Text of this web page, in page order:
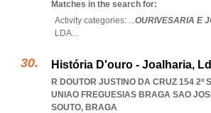
Matches in the search for:
Activity categories: ...OURIVESARIA E
LDA...
História D'ouro - Joalharia,
R DOUTOR JUSTINO DA CRUZ 154 2º
UNIAO FREGUESIAS BRAGA SAO
SOUTO, BRAGA